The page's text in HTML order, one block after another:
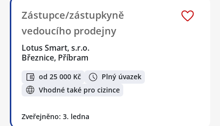
Zástupce/zástupkyně
vedoucího prodejny
Lotus Smart, s.r.o.
Březnice, Příbram
od 25 000 Kč
Plný úvazek
Vhodné také pro cizince
Zveřejněno: 3. ledna